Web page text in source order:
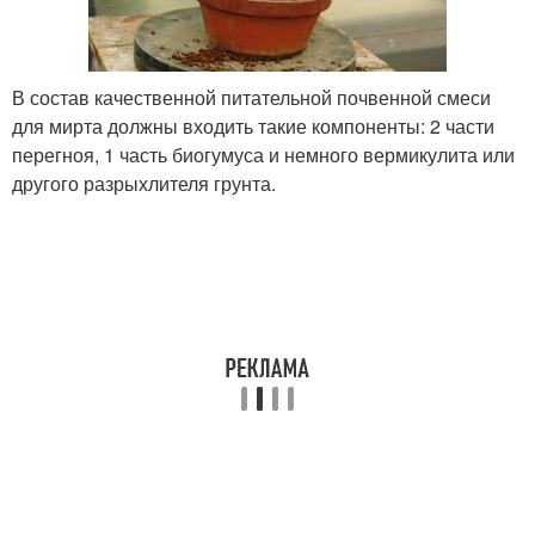
В состав качественной питательной почвенной смеси
для мирта должны входить такие компоненты: 2 части
перегноя, 1 часть биогумуса и немного вермикулита или
другого разрыхлителя грунта.